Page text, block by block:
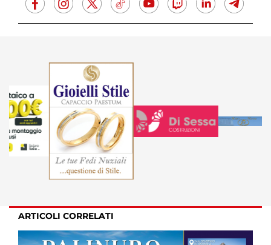
ARTICOLI CORRELATI